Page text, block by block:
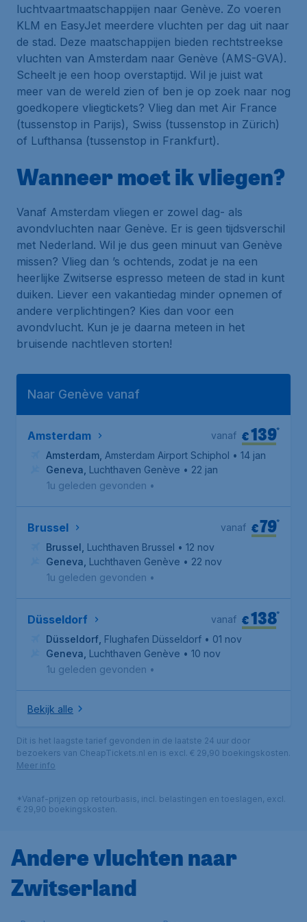
luchtvaartmaatschappijen naar Genève. Zo voeren
KLM en EasyJet meerdere vluchten per dag uit naar
de stad. Deze maatschappijen bieden rechtstreekse
vluchten van Amsterdam naar Genève (AMS-GVA).
Scheelt je een hoop overstaptijd. Wil je juist wat
meer van de wereld zien of ben je op zoek naar nog
goedkopere vliegtickets? Vlieg dan met Air France
(tussenstop in Parijs), Swiss (tussenstop in Zürich)
of Lufthansa (tussenstop in Frankfurt).
Wanneer moet ik vliegen?
Vanaf Amsterdam vliegen er zowel dag- als
avondvluchten naar Genève. Er is geen tijdsverschil
met Nederland. Wil je dus geen minuut van Genève
missen? Vlieg dan ’s ochtends, zodat je na een
heerlijke Zwitserse espresso meteen de stad in kunt
duiken. Liever een vakantiedag minder opnemen of
andere verplichtingen? Kies dan voor een
avondvlucht. Kun je je daarna meteen in het
bruisende nachtleven storten!
Naar Genève vanaf
Amsterdam €139*
vanaf
Amsterdam Amsterdam Airport Schiphol • 14 jan
Geneva Luchthaven Genève • 22 jan
1u geleden gevonden •
Brussel €79*
vanaf
Brussel Luchthaven Brussel • 12 nov
Geneva Luchthaven Genève • 22 nov
1u geleden gevonden •
Düsseldorf €138*
vanaf
Düsseldorf Flughafen Düsseldorf • 01 nov
Geneva Luchthaven Genève • 10 nov
1u geleden gevonden •
Bekijk alle
Dit is het laagste tarief gevonden in de laatste 24 uur door
bezoekers van CheapTickets.nl en is excl. € 29,90 boekingskosten.
Meer info
*Vanaf-prijzen op retourbasis, incl. belastingen en toeslagen, excl.
€ 29,90 boekingskosten.
Andere vluchten naar
Zwitserland